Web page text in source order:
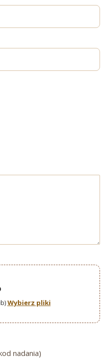
Wybierz pliki
nadania)